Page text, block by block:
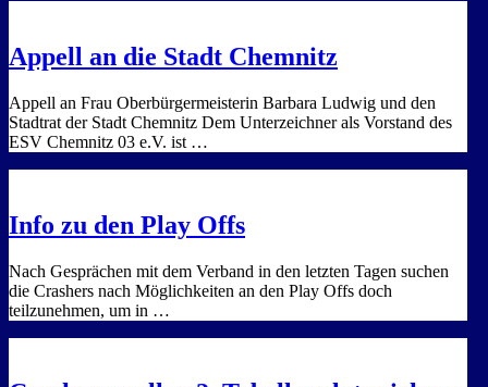
Appell an die Stadt Chemnitz
Appell an Frau Oberbürgermeisterin Barbara Ludwig und den
Stadtrat der Stadt Chemnitz Dem Unterzeichner als Vorstand des
ESV Chemnitz 03 e.V. ist …
Info zu den Play Offs
Nach Gesprächen mit dem Verband in den letzten Tagen suchen
die Crashers nach Möglichkeiten an den Play Offs doch
teilzunehmen, um in …